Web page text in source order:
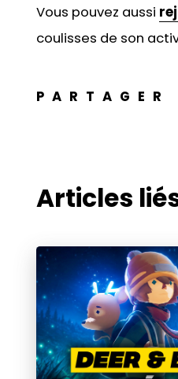
Vous pouvez aussi
coulisses de son
PARTAGER
Articles